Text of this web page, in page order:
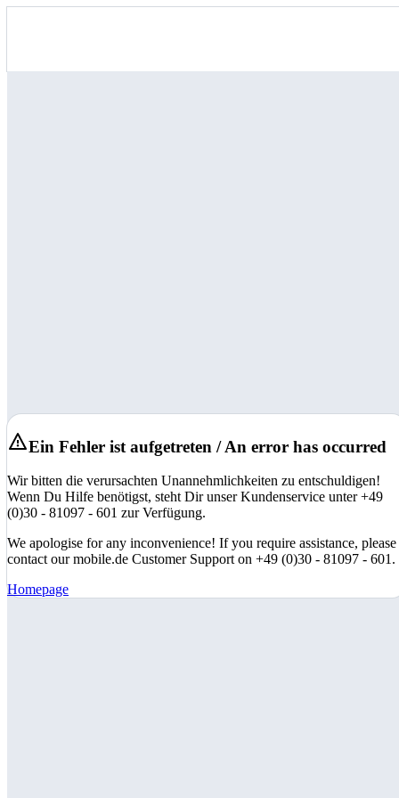
Ein Fehler ist aufgetreten / An error has occurred
Wir bitten die verursachten Unannehmlichkeiten zu entschuldigen!
Wenn Du Hilfe benötigst, steht Dir unser Kundenservice unter +49
(0)30 - 81097 - 601 zur Verfügung.
We apologise for any inconvenience! If you require assistance, please
contact our mobile.de Customer Support on +49 (0)30 - 81097 - 601.
Homepage